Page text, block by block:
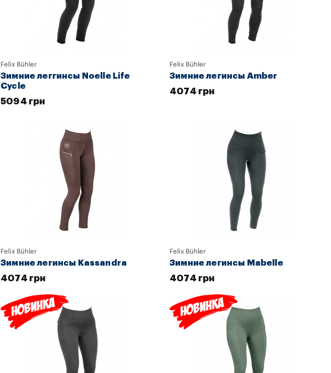
Felix Bühler
Зимние леггинсы Noelle Life
Cycle
5094 грн
Felix Bühler
Зимние легинсы Amber
4074 грн
Felix Bühler
Зимние легинсы Kassandra
4074 грн
Felix Bühler
Зимние легинсы Mabelle
4074 грн